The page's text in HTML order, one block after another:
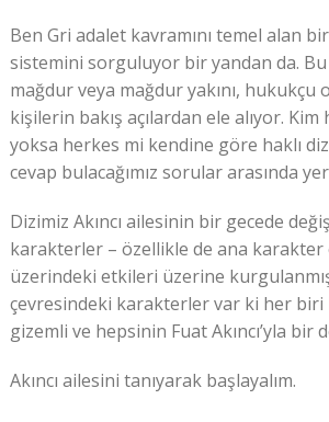
Ben Gri adalet kavramını temel alan
sistemini sorguluyor bir yandan da. Bu
mağdur veya mağdur yakını, hukukçu
kişilerin bakış açılardan ele alıyor. Kim
yoksa herkes mi kendine göre haklı
cevap bulacağımız sorular arasında
Dizimiz Akıncı ailesinin bir gecede
karakterler – özellikle de ana karakter
üzerindeki etkileri üzerine
çevresindeki karakterler var ki her
gizemli ve hepsinin Fuat Akıncı’yla bir
Akıncı ailesini tanıyarak başlayalım.